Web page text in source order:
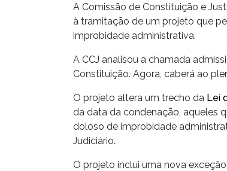
A Comissão de Constituição e
à tramitação de um projeto que
improbidade administrativa.
A CCJ analisou a chamada
Constituição. Agora, caberá ao
O projeto altera um trecho da Lei
da data da condenação, aqueles
doloso de improbidade
Judiciário.
O projeto inclui uma nova